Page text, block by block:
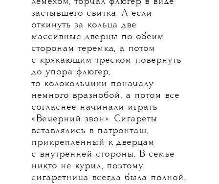
застывшего свитка. А если
откинуть за кольца две
массивные дверцы по обеим
сторонам теремка, а потом
с крякающим треском повернуть
до упора флюгер,
то колокольчики поначалу
немного вразнобой, а потом все
согласнее начинали играть
«Вечерний звон». Сигареты
вставлялись в патронташ,
прикрепленный к дверцам
с внутренней стороны. В семье
никто не курил, поэтому
сигаретница всегда была полной.